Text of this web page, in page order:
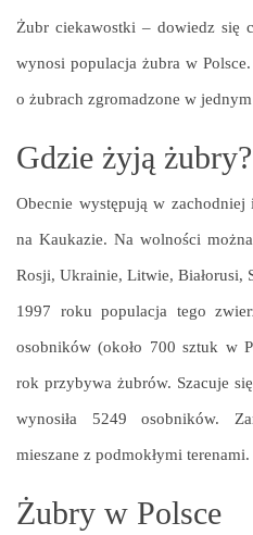
Żubr ciekawostki – dowiedz się
wynosi populacja żubra w
o żubrach zgromadzone w
Gdzie żyją żubry?
Obecnie występują w
na Kaukazie. Na wolności
Rosji, Ukrainie, Litwie, Białorusi,
1997 roku populacja tego
osobników (około 700 sztuk w
rok przybywa żubrów. Szacuje
wynosiła 5249 osobników.
mieszane z podmokłymi terenami.
Żubry w Polsce